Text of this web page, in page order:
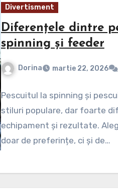
Divertisment
Diferențele dintre
spinning și feeder
Dorina martie 22, 2026
Pescuitul la spinning și
stiluri populare, dar foarte
echipament și rezultate.
doar de preferințe, ci și de…